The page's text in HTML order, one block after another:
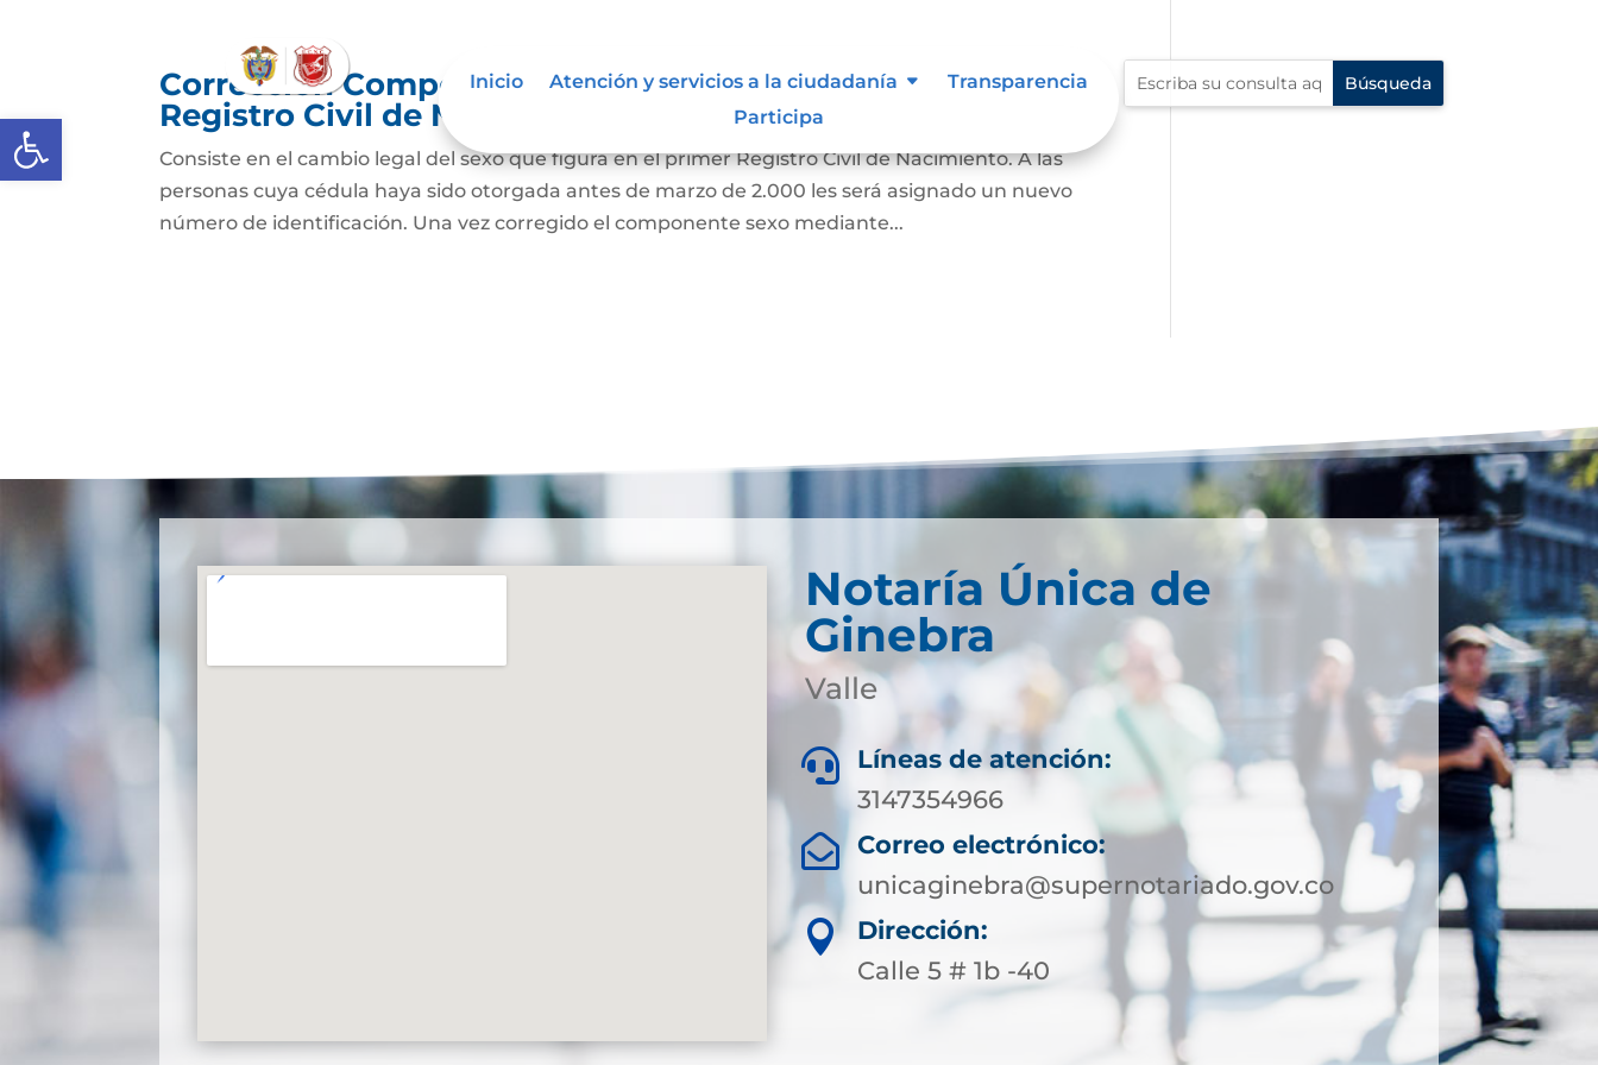
Abrir barra de herramientas
Inicio Atención y servicios a la ciudadanía
Transparencia
Participa
Corrección Componente de Identidad Sexual en el
Registro Civil de Nacimiento
Consiste en el cambio legal del sexo que figura en el primer Registro Civil de Nacimiento. A las
personas cuya cédula haya sido otorgada antes de marzo de 2.000 les será asignado un nuevo
número de identificación. Una vez corregido el componente sexo mediante...
Notaría Única de
Ginebra
Valle

Líneas de atención:
3147354966

Correo electrónico:
unicaginebra@supernotariado.gov.co

Dirección:
Calle 5 # 1b -40